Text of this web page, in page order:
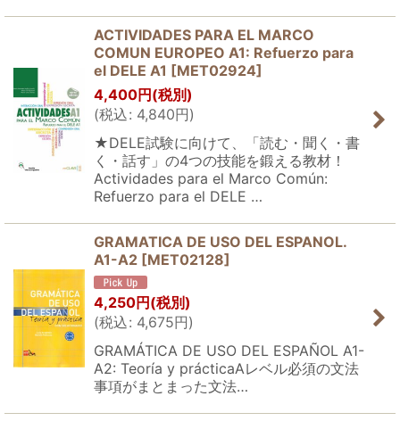
ACTIVIDADES PARA EL MARCO
COMUN EUROPEO A1: Refuerzo para
el DELE A1 [MET02924]
4,400円 (税別)
(税込: 4,840円)
★DELE試験に向けて、「読む・聞く・書
く・話す」の4つの技能を鍛える教材！
Actividades para el Marco Común:
Refuerzo para el DELE …
GRAMATICA DE USO DEL ESPANOL.
A1-A2 [MET02128]
4,250円(税別)
(税込: 4,675円)
GRAMÁTICA DE USO DEL ESPAÑOL A1-
A2: Teoría y prácticaAレベル必須の文法
事項がまとまった文法…